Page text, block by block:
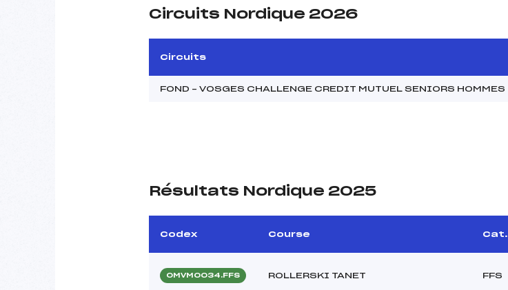
Circuits Nordique 2026
Circuits
FOND – VOSGES CHALLENGE CREDIT MUTUEL SENIORS HOMMES
Résultats Nordique 2025
Codex Course Cat.
OMVM0034.FFS ROLLERSKI TANET FFS